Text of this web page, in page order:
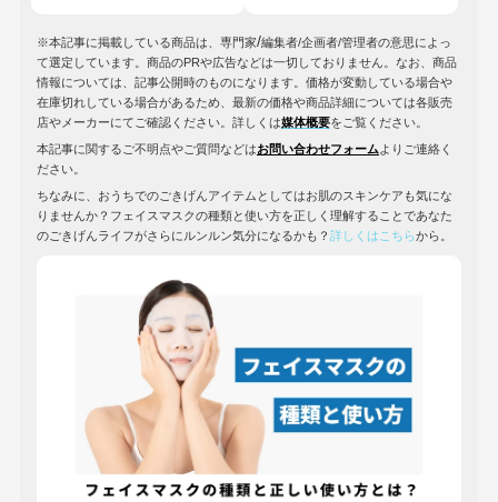
※本記事に掲載している商品は、専門家/編集者/企画者/管理者の意思によっ
て選定しています。商品のPRや広告などは一切しておりません。なお、商品
情報については、記事公開時のものになります。価格が変動している場合や
在庫切れしている場合があるため、最新の価格や商品詳細については各販売
店やメーカーにてご確認ください。詳しくは媒体概要をご覧ください。
本記事に関するご不明点やご質問などはお問い合わせフォーム よりご連絡く
ださい。
ちなみに、おうちでのごきげんアイテムとしてはお肌のスキンケアも気にな
りませんか？フェイスマスクの種類と使い方を正しく理解することであなた
のごきげんライフがさらにルンルン気分になるかも？ 詳しくはこちらから。